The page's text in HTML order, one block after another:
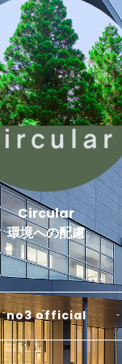
Circular
環境への配慮
no3 official